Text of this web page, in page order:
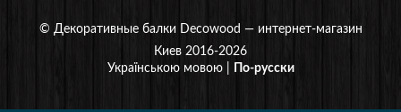
© Декоративные балки Decowood — интернет-магазин
Киев 2016-2026
Українською мовою| По-русски